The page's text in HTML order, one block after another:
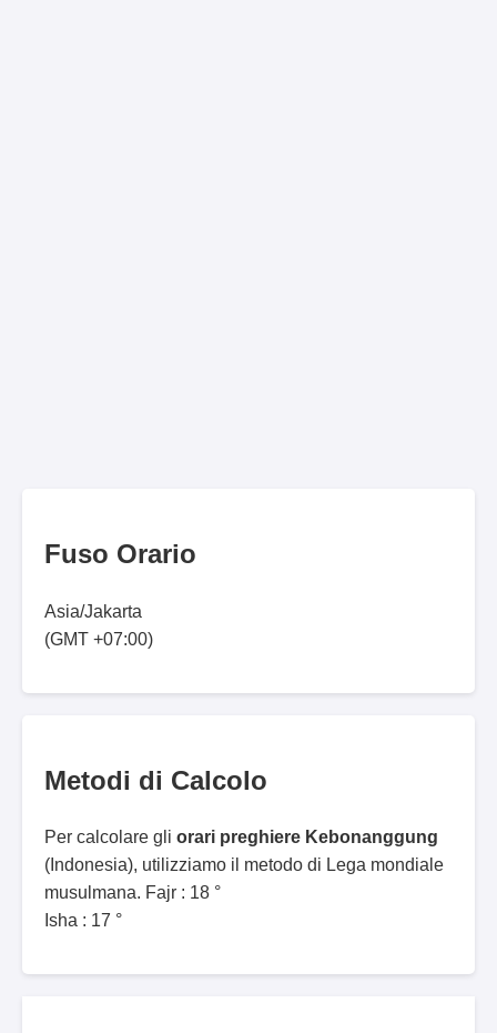
Fuso Orario
Asia/Jakarta
(GMT +07:00)
Metodi di Calcolo
Per calcolare gli orari preghiere Kebonanggung
(Indonesia), utilizziamo il metodo di Lega mondiale
musulmana. Fajr : 18 °
Isha : 17 °